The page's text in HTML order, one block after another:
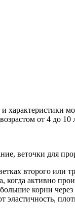
от 4 до
веточки для
второго или
активно
корни